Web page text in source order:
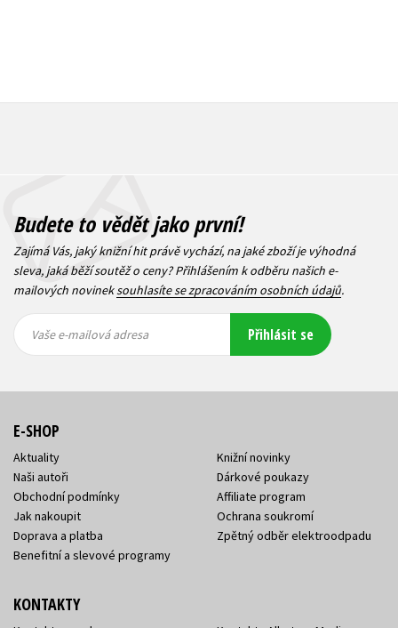
Budete to vědět jako první!
Zajímá Vás, jaký knižní hit právě vychází, na jaké zboží je výhodná
sleva, jaká běží soutěž o ceny? Přihlášením k odběru našich e-
mailových novineksouhlasíte se zpracováním osobních údajů.
mailová
mailová
Vaše e-mailová adresa Přihlásit se
E-SHOP
Aktuality
Naši autoři
Obchodní podmínky
Jak nakoupit
Doprava a platba
Benefitní a slevové programy
Knižní novinky
Dárkové poukazy
Affiliate program
Ochrana soukromí
Zpětný odběr elektroodpadu
KONTAKTY